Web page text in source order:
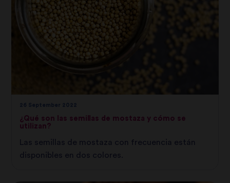
¿Qué son las semillas de mostaza y cómo se
utilizan?
Las semillas de mostaza con frecuencia están
disponibles en dos colores.